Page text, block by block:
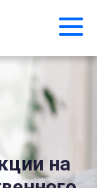
на